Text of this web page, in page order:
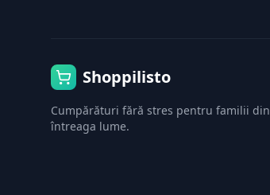
Shoppilisto
Cumpărături fără stres pentru familii din
întreaga lume.